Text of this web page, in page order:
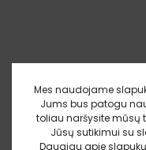
Mes naudojame
Jums bus patogu
toliau naršysite mūsų
Jūsų sutikimui su
Daugiau apie